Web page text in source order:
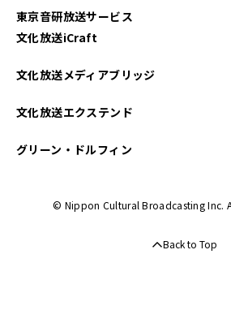
東京音研放送サービス
文化放送iCraft
文化放送メディアブリッジ
文化放送エクステンド
グリーン・ドルフィン
© Nippon Cultural Broadcasting Inc.
Back to Top